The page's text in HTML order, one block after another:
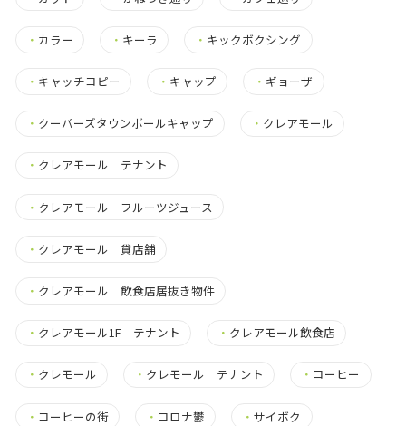
・ カラー ・ キーラ ・ キックボクシング
・ キャッチコピー ・ キャップ ・ ギョーザ
・ クーパーズタウンボールキャップ ・ クレアモール
・ クレアモール テナント
・ クレアモール フルーツジュース
・ クレアモール 貸店舗
・ クレアモール 飲食店居抜き物件
・ クレアモール1F テナント ・ クレアモール飲食店
・ クレモール ・ クレモール テナント ・ コーヒー
・ コーヒーの街 ・ コロナ鬱 ・サイボク